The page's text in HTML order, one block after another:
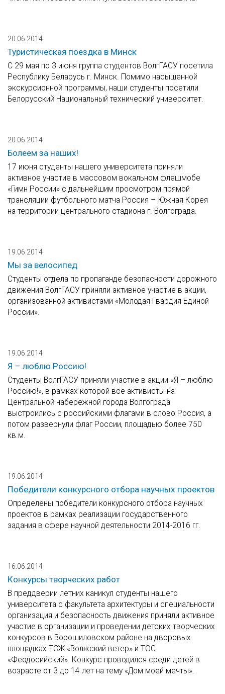
20.06.2014
Туристическая поездка в Минск
С 29 мая по 3 июня группа студентов ВолгГАСУ посетила
Республику Беларусь г. Минск. Помимо насыщенной
экскурсионной программы, наши студенты посетили
Белорусский Национальный технический университет.
20.06.2014
Болеем за наших!
17 июня студенты нашего университета приняли
активное участие в массовом вокальном флешмобе
«Гимн России» с дальнейшим просмотром прямой
трансляции футбольного матча Россия – Южная Корея
на территории центрального стадиона г. Волгограда.
19.06.2014
Мы за велосипед
Студенты отдела по пропаганде безопасности дорожного
движения ВолгГАСУ приняли активное участие в акции,
организованной активистами «Молодая Гвардия Единой
России».
19.06.2014
Я – люблю Россию!
Студенты ВолгГАСУ приняли участие в акции «Я – люблю
Россию!», в рамках которой все активисты на
Центральной набережной города Волгограда
выстроились с российскими флагами в слово Россия, а
потом развернули флаг России, площадью более 750
кв.м.
19.06.2014
Победители конкурсного отбора научных проектов
Определены победители конкурсного отбора научных
проектов в рамках реализации государственного
задания в сфере научной деятельности 2014-2016 гг.
16.06.2014
Конкурсы творческих работ
В преддверии летних каникул студенты нашего
университета с факультета архитектуры и специальности
организация и безопасность движения приняли активное
участие в организации и проведении детских творческих
конкурсов в Ворошиловском районе на дворовых
площадках ТСЖ «Волжский ветер» и ТОС
«Феодосийский». Конкурс проводился среди детей в
возрасте от 3 до 14 лет на тему «Дом моей мечты».